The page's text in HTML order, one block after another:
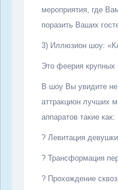
мероприятия, где
поразить Ваших
3) Иллюзион шоу:
Это феерия крупных
В шоу Вы увидите
аттракцион лучших
аппаратов такие как:
? Левитация девушки
? Трансформация
? Прохождение